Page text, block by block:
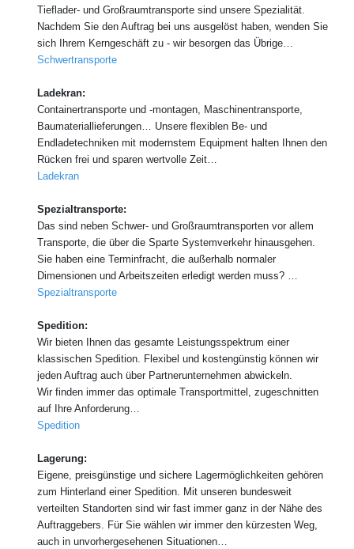
Tieflader- und Großraumtransporte sind unsere Spezialität.
Nachdem Sie den Auftrag bei uns ausgelöst haben, wenden Sie
sich Ihrem Kerngeschäft zu - wir besorgen das Übrige…
Schwertransporte
Ladekran:
Containertransporte und -montagen, Maschinentransporte,
Baumateriallieferungen… Unsere flexiblen Be- und
Endladetechniken mit modernstem Equipment halten Ihnen den
Rücken frei und sparen wertvolle Zeit…
Ladekran
Spezialtransporte:
Das sind neben Schwer- und Großraumtransporten vor allem
Transporte, die über die Sparte Systemverkehr hinausgehen.
Sie haben eine Terminfracht, die außerhalb normaler
Dimensionen und Arbeitszeiten erledigt werden muss? …
Spezialtransporte
Spedition:
Wir bieten Ihnen das gesamte Leistungsspektrum einer
klassischen Spedition. Flexibel und kostengünstig können wir
jeden Auftrag auch über Partnerunternehmen abwickeln.
Wir finden immer das optimale Transportmittel, zugeschnitten
auf Ihre Anforderung…
Spedition
Lagerung:
Eigene, preisgünstige und sichere Lagermöglichkeiten gehören
zum Hinterland einer Spedition. Mit unseren bundesweit
verteilten Standorten sind wir fast immer ganz in der Nähe des
Auftraggebers. Für Sie wählen wir immer den kürzesten Weg,
auch in unvorhergesehenen Situationen…